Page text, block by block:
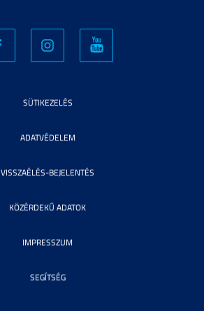
SÜTIKEZELÉS
ADATVÉDELEM
VISSZAÉLÉS-BEJELENTÉS
KÖZÉRDEKŰ ADATOK
IMPRESSZUM
SEGÍTSÉG